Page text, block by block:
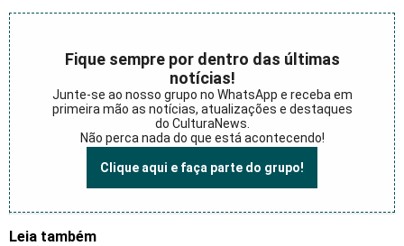
Fique sempre por dentro das últimas
notícias!
Junte-se ao nosso grupo no WhatsApp e receba em
primeira mão as notícias, atualizações e destaques
do CulturaNews.
Não perca nada do que está acontecendo!
Clique aqui e faça parte do grupo!
Leia também